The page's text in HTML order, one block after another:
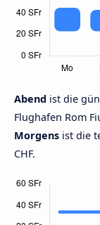
Abend ist die
Flughafen Rom
Morgens ist die
CHF.